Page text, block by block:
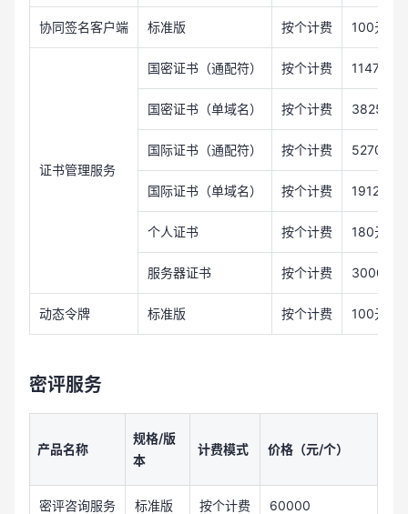
协同签名客户端 标准版 按个计费 100元/个
证书管理服务
国密证书（通配符） 按个计费 11475元
国密证书（单域名） 按个计费 3825元/
国际证书（通配符） 按个计费 5270元/
国际证书（单域名） 按个计费 1912.5
个人证书 按个计费 180元/个
服务器证书 按个计费 3000元/
动态令牌 标准版 按个计费 100元/个
密评服务
产品名称
规格/版
本
计费模式 价格（元/个）
密评咨询服务 标准版 按个计费 60000